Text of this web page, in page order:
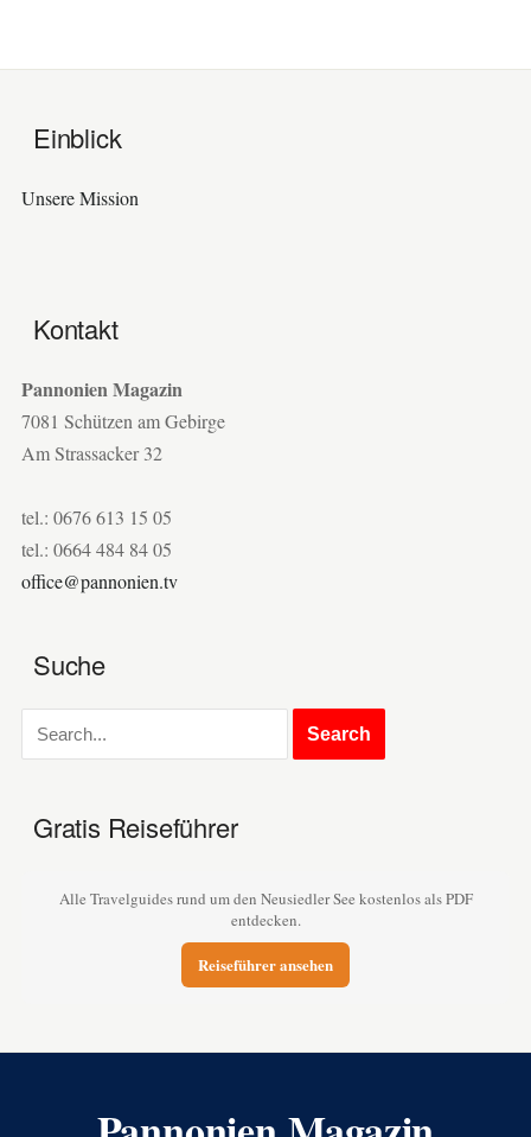
Einblick
Unsere Mission
Kontakt
Pannonien Magazin
7081 Schützen am Gebirge
Am Strassacker 32
tel.: 0676 613 15 05
tel.: 0664 484 84 05
office@pannonien.tv
Suche
Gratis Reiseführer
Alle Travelguides rund um den Neusiedler See kostenlos als PDF
entdecken.
Reiseführer ansehen